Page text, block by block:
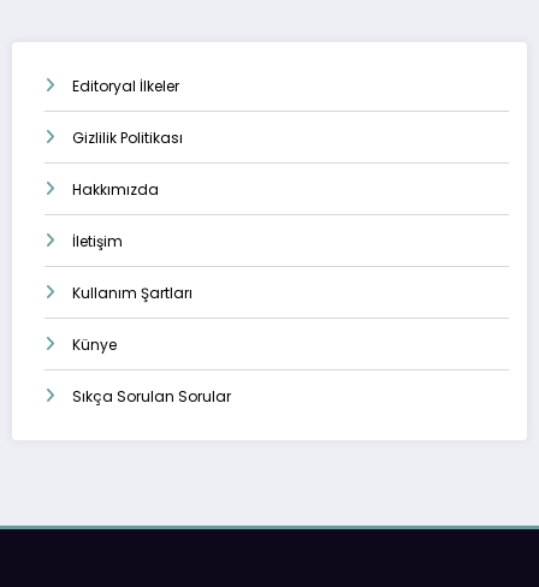
Editoryal İlkeler
Gizlilik Politikası
Hakkımızda
İletişim
Kullanım Şartları
Künye
Sıkça Sorulan Sorular